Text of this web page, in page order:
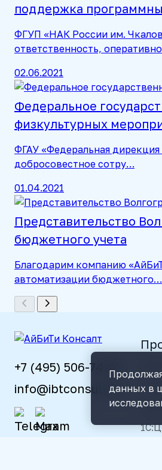
поддержка
ФГУП «НАК России им.
ответственность,
02.06.2021
Федеральное
физкультурных
ФГАУ «Федеральная
добросовестное сотру…
01.04.2021
Представительство
бюджетного учета
Благодарим компанию
автоматизации бюджетного…
+7 (495) 506-74-81
info@ibtconsult.ruданных в